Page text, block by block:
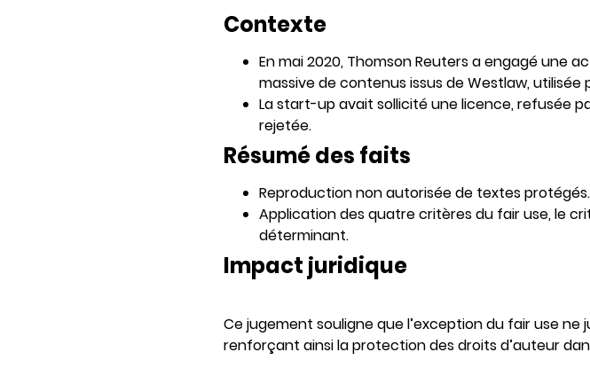
Contexte
En mai 2020, Thomson Reuters a engagé une
massive de contenus issus de Westlaw, utilisée
La start-up avait sollicité une licence, refusée
rejetée.
Résumé des faits
Reproduction non autorisée de textes protégés.
Application des quatre critères du fair use, le
déterminant.
Impact juridique
Ce jugement souligne que l’exception du fair use
renforçant ainsi la protection des droits d’auteur